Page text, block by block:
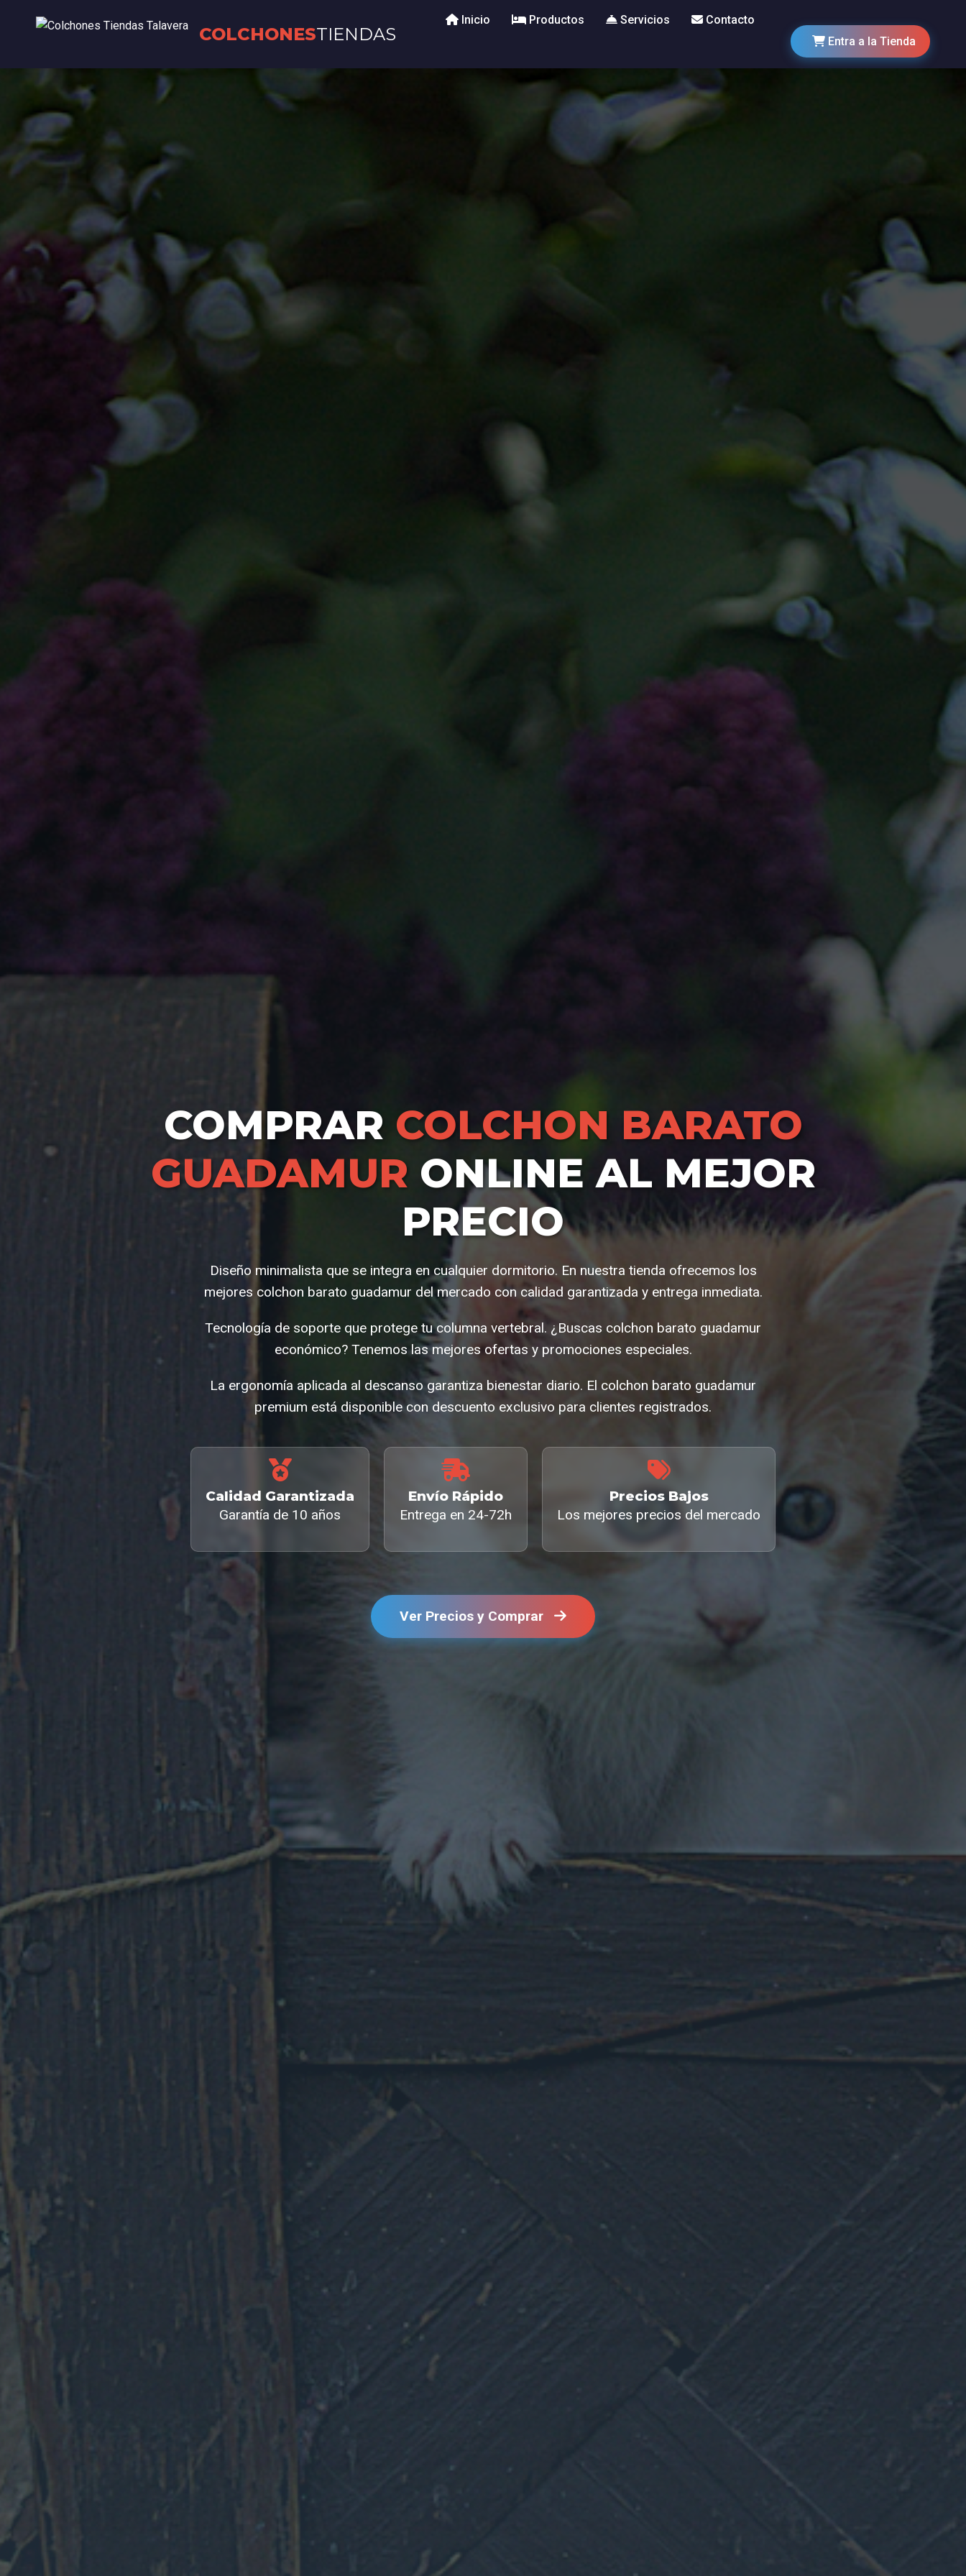
COLCHONESTIENDAS
Inicio Productos Servicios
Contacto
Entra a la Tienda
COMPRAR COLCHON BARATO
GUADAMUR ONLINE AL MEJOR
PRECIO
Diseño minimalista que se integra en cualquier dormitorio. En nuestra tienda ofrecemos los
mejores colchon barato guadamur del mercado con calidad garantizada y entrega inmediata.
Tecnología de soporte que protege tu columna vertebral. ¿Buscas colchon barato guadamur
económico? Tenemos las mejores ofertas y promociones especiales.
La ergonomía aplicada al descanso garantiza bienestar diario. El colchon barato guadamur
premium está disponible con descuento exclusivo para clientes registrados.
Calidad Garantizada
Garantía de 10 años
Envío Rápido
Entrega en 24-72h
Precios Bajos
Los mejores precios del mercado
Ver Precios y Comprar